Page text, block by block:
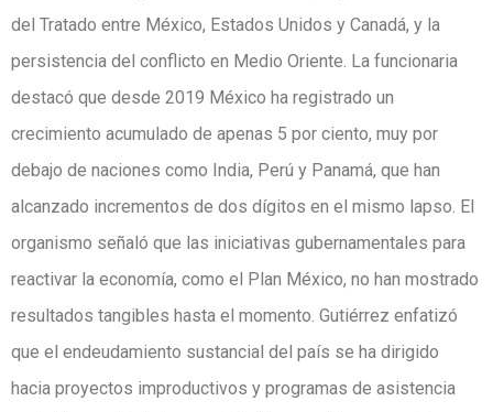
del Tratado entre México, Estados Unidos y Canadá, y la
persistencia del conflicto en Medio Oriente. La funcionaria
destacó que desde 2019 México ha registrado un
crecimiento acumulado de apenas 5 por ciento, muy por
debajo de naciones como India, Perú y Panamá, que han
alcanzado incrementos de dos dígitos en el mismo lapso. El
organismo señaló que las iniciativas gubernamentales para
reactivar la economía, como el Plan México, no han mostrado
resultados tangibles hasta el momento. Gutiérrez enfatizó
que el endeudamiento sustancial del país se ha dirigido
hacia proyectos improductivos y programas de asistencia